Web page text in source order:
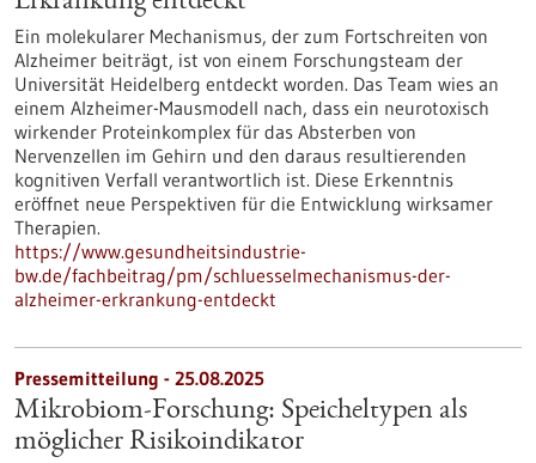
Ein molekularer Mechanismus, der zum Fortschreiten von
Alzheimer beiträgt, ist von einem Forschungsteam der
Universität Heidelberg entdeckt worden. Das Team wies an
einem Alzheimer-Mausmodell nach, dass ein neurotoxisch
wirkender Proteinkomplex für das Absterben von
Nervenzellen im Gehirn und den daraus resultierenden
kognitiven Verfall verantwortlich ist. Diese Erkenntnis
eröffnet neue Perspektiven für die Entwicklung wirksamer
Therapien.
https://www.gesundheitsindustrie-
bw.de/fachbeitrag/pm/schluesselmechanismus-der-
alzheimer-erkrankung-entdeckt
Pressemitteilung - 25.08.2025
Mikrobiom-Forschung: Speicheltypen als
möglicher Risikoindikator